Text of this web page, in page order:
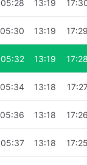
05:28 13:19
05:30 13:19 17:29
05:32 13:19 17:28
05:34 13:18
05:36 13:18 17:26
05:37 13:18 17:25